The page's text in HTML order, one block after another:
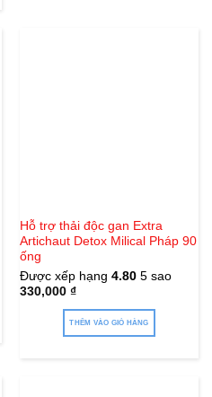
Hỗ trợ thải độc gan Extra
Artichaut Detox Milical Pháp 90
ống
Được xếp hạng 4.805 sao
330,000 ₫
THÊM VÀO GIỎ HÀNG